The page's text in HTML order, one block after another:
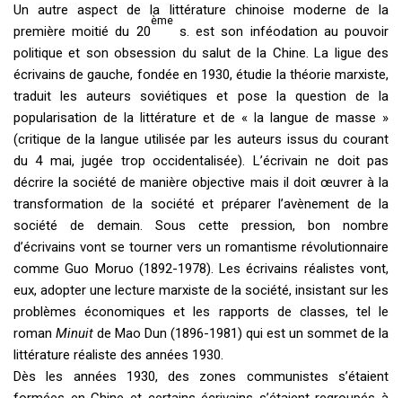
Un autre aspect de la littérature chinoise moderne de la
première moitié du 20
ème
s. est son inféodation au pouvoir
politique et son obsession du salut de la Chine. La ligue des
écrivains de gauche, fondée en 1930, étudie la théorie marxiste,
traduit les auteurs soviétiques et pose la question de la
popularisation de la littérature et de « la langue de masse »
(critique de la langue utilisée par les auteurs issus du courant
du 4 mai, jugée trop occidentalisée). L’écrivain ne doit pas
décrire la société de manière objective mais il doit œuvrer à la
transformation de la société et préparer l’avènement de la
société de demain. Sous cette pression, bon nombre
d’écrivains vont se tourner vers un romantisme révolutionnaire
comme Guo Moruo (1892-1978). Les écrivains réalistes vont,
eux, adopter une lecture marxiste de la société, insistant sur les
problèmes économiques et les rapports de classes, tel le
roman Minuit de Mao Dun (1896-1981) qui est un sommet de la
littérature réaliste des années 1930.
Dès les années 1930, des zones communistes s’étaient